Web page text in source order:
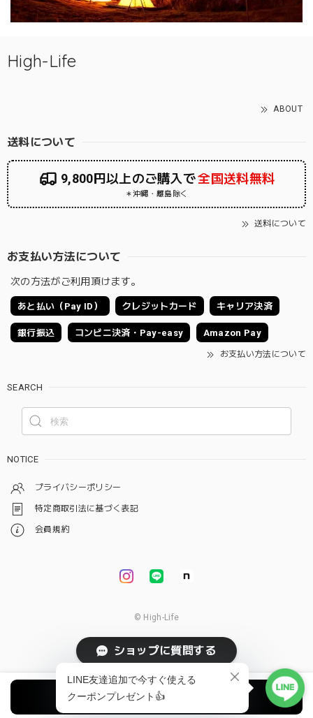
High-Life
ABOUT
送料について
9,800円以上のご購入で全国送料無料
＊沖縄・離島除く
送料について
お支払い方法について
次の方法がご利用頂けます。
あと払い（Pay ID） クレジットカード キャリア決済
銀行振込 コンビニ決済・Pay-easy Amazon Pay
お支払い方法について
SEARCH
NOTICE
プライバシーポリシー
特定商取引法に基づく表記
会員規約
© High-Life
オプションを選択
ショップに質問する